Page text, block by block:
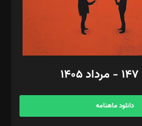
مانی لطفی زاده
ثابت
کاظمی‌نیا
دانلود ماهنامه